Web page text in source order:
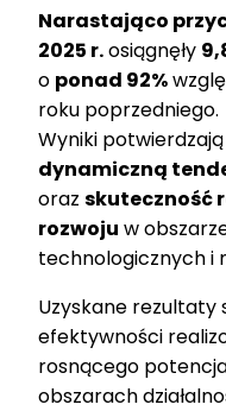
Narastająco
2025 r.osiągnęły
o ponad 92%
roku poprzedniego.
Wyniki
dynamiczną
oraz skuteczność
rozwoju w
technologicznych i
Uzyskane
efektywności
rosnącego
obszarach